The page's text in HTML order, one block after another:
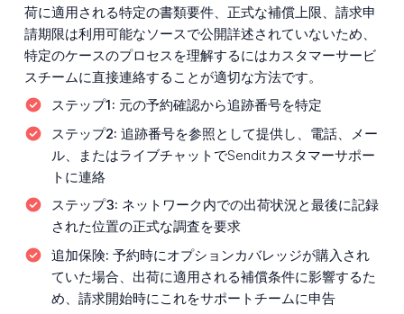
荷に適用される特定の書類要件、正式な補償上限、請求申
請期限は利用可能なソースで公開詳述されていないため、
特定のケースのプロセスを理解するにはカスタマーサービ
スチームに直接連絡することが適切な方法です。
ステップ1: 元の予約確認から追跡番号を特定
ステップ2: 追跡番号を参照として提供し、電話、メー
ル、またはライブチャットでSenditカスタマーサポー
トに連絡
ステップ3: ネットワーク内での出荷状況と最後に記録
された位置の正式な調査を要求
追加保険: 予約時にオプションカバレッジが購入され
ていた場合、出荷に適用される補償条件に影響するた
め、請求開始時にこれをサポートチームに申告